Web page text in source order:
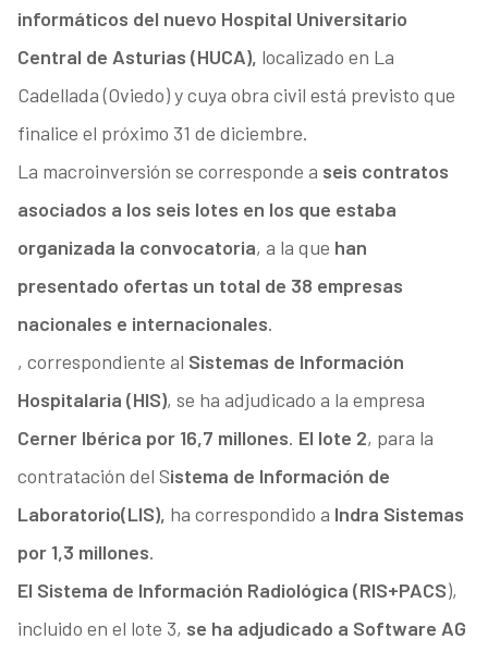
informáticos del nuevo Hospital Universitario
Central de Asturias (HUCA), localizado en La
Cadellada (Oviedo) y cuya obra civil está previsto que
finalice el próximo 31 de diciembre.
La macroinversión se corresponde a seis contratos
asociados a los seis lotes en los que estaba
organizada la convocatoria, a la que han
presentado ofertas un total de 38 empresas
nacionales e internacionales.
, correspondiente al Sistemas de Información
Hospitalaria (HIS), se ha adjudicado a la empresa
Cerner Ibérica por 16,7 millones. El lote 2, para la
contratación del Sistema de Información de
Laboratorio(LIS), ha correspondido a Indra Sistemas
por 1,3 millones.
El Sistema de Información Radiológica (RIS+PACS),
incluido en el lote 3, se ha adjudicado a Software AG